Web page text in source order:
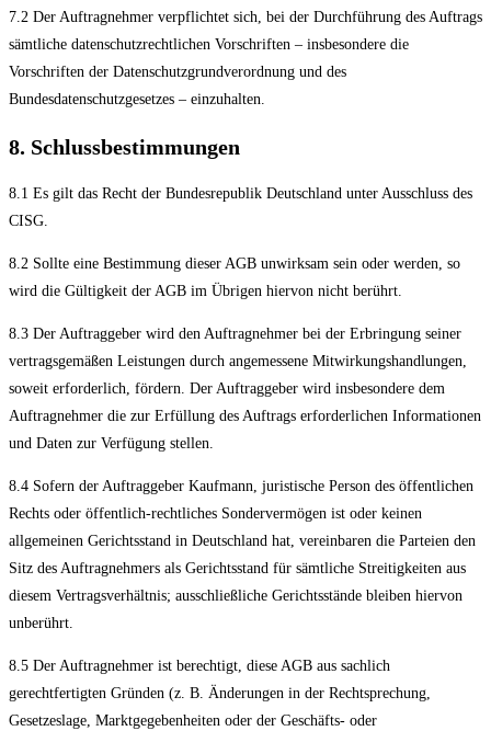
7.2 Der Auftragnehmer verpflichtet sich, bei der Durchführung des Auftrags
sämtliche datenschutzrechtlichen Vorschriften – insbesondere die
Vorschriften der Datenschutzgrundverordnung und des
Bundesdatenschutzgesetzes – einzuhalten.
8. Schlussbestimmungen
8.1 Es gilt das Recht der Bundesrepublik Deutschland unter Ausschluss des
CISG.
8.2 Sollte eine Bestimmung dieser AGB unwirksam sein oder werden, so
wird die Gültigkeit der AGB im Übrigen hiervon nicht berührt.
8.3 Der Auftraggeber wird den Auftragnehmer bei der Erbringung seiner
vertragsgemäßen Leistungen durch angemessene Mitwirkungshandlungen,
soweit erforderlich, fördern. Der Auftraggeber wird insbesondere dem
Auftragnehmer die zur Erfüllung des Auftrags erforderlichen Informationen
und Daten zur Verfügung stellen.
8.4 Sofern der Auftraggeber Kaufmann, juristische Person des öffentlichen
Rechts oder öffentlich-rechtliches Sondervermögen ist oder keinen
allgemeinen Gerichtsstand in Deutschland hat, vereinbaren die Parteien den
Sitz des Auftragnehmers als Gerichtsstand für sämtliche Streitigkeiten aus
diesem Vertragsverhältnis; ausschließliche Gerichtsstände bleiben hiervon
unberührt.
8.5 Der Auftragnehmer ist berechtigt, diese AGB aus sachlich
gerechtfertigten Gründen (z. B. Änderungen in der Rechtsprechung,
Gesetzeslage, Marktgegebenheiten oder der Geschäfts- oder